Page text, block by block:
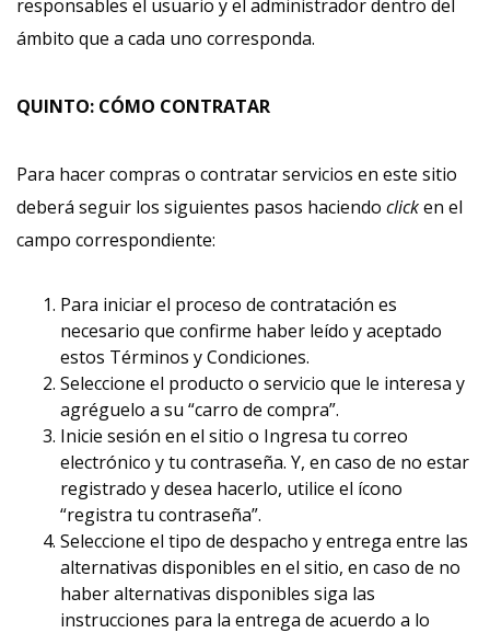
responsables el usuario y el administrador dentro del
ámbito que a cada uno corresponda.
QUINTO: CÓMO CONTRATAR
Para hacer compras o contratar servicios en este sitio
deberá seguir los siguientes pasos haciendo clicken el
campo correspondiente:
Para iniciar el proceso de contratación es
necesario que confirme haber leído y aceptado
estos Términos y Condiciones.
Seleccione el producto o servicio que le interesa y
agréguelo a su “carro de compra”.
Inicie sesión en el sitio o Ingresa tu correo
electrónico y tu contraseña. Y, en caso de no estar
registrado y desea hacerlo, utilice el ícono
“registra tu contraseña”.
Seleccione el tipo de despacho y entrega entre las
alternativas disponibles en el sitio, en caso de no
haber alternativas disponibles siga las
instrucciones para la entrega de acuerdo a lo